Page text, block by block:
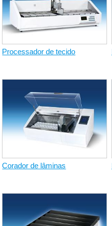
Processador de tecido
Corador de lâminas